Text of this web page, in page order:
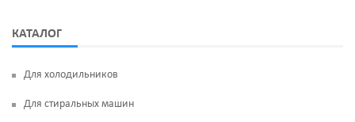
КАТАЛОГ
Для холодильников
Для стиральных машин